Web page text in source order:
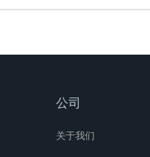
公司
关于我们